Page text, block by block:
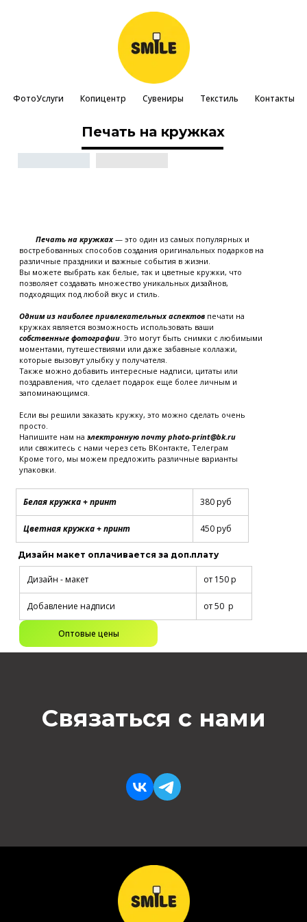
ФотоУслуги Копицентр Сувениры Текстиль Контакты
Белая кружка + принт 380 руб
Цветная кружка + принт 450 руб
Оптовые цены
Дизайн макет оплачивается за доп.плату
Дизайн - макет от 150 р
Добавление надписи от 50 р
Печать на кружках
Печать на кружках — это один из самых популярных и
востребованных способов создания оригинальных подарков на
различные праздники и важные события в жизни.
Вы можете выбрать как белые, так и цветные кружки, что
позволяет создавать множество уникальных дизайнов,
подходящих под любой вкус и стиль.
Одним из наиболее привлекательных аспектов печати на
кружках является возможность использовать ваши
собственные фотографии. Это могут быть снимки с любимыми
моментами, путешествиями или даже забавные коллажи,
которые вызовут улыбку у получателя.
Также можно добавить интересные надписи, цитаты или
поздравления, что сделает подарок еще более личным и
запоминающимся.
Если вы решили заказать кружку, это можно сделать очень
просто.
Напишите нам на электронную почту photo-print@bk.ru
или свяжитесь с нами через сеть ВКонтакте, Телеграм
Кроме того, мы можем предложить различные варианты
упаковки.
Связаться с нами